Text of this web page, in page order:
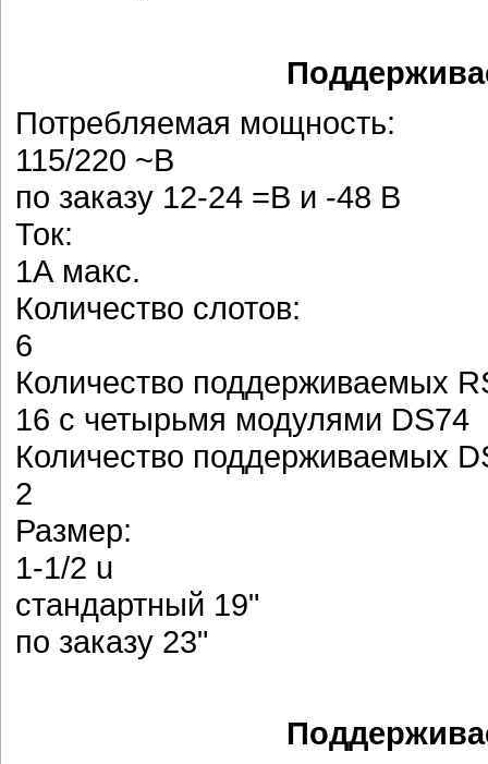
Потребляемая мощность:
115/220 ~В
по заказу 12-24 =В и -48 В
Ток:
1А макс.
Количество слотов:
6
Количество поддерживаемых
16 с четырьмя модулями DS74
Количество поддерживаемых
2
Размер:
1-1/2 u
стандартный 19"
по заказу 23"